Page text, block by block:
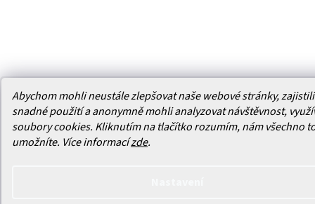
Abychom mohli neustále zlepšovat naše webové stránky,
snadné použití a anonymně mohli analyzovat návštěvnost,
soubory cookies. Kliknutím na tlačítko rozumím, nám všechno
umožníte. Více informacízde.